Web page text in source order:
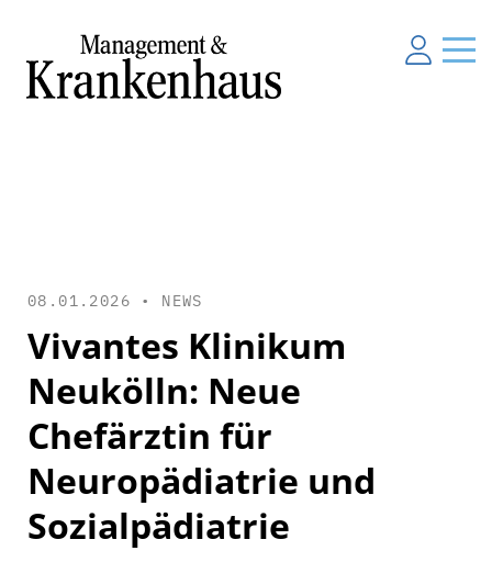
08.01.2026 • NEWS
Vivantes Klinikum
Neukölln: Neue
Chefärztin für
Neuropädiatrie und
Sozialpädiatrie